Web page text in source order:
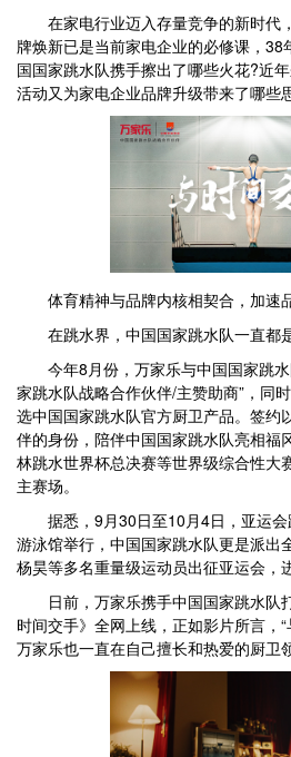
在家电行业迈入存量竞争的新时代
牌焕新已是当前家电企业的必修课，38
国国家跳水队携手擦出了哪些火花?近
活动又为家电企业品牌升级带来了哪些
体育精神与品牌内核相契合，加速
在跳水界，中国国家跳水队一直都是
今年8月份，万家乐与中国国家跳水
家跳水队战略合作伙伴/主赞助商”，同
选中国国家跳水队官方厨卫产品。签约
伴的身份，陪伴中国国家跳水队亮相福
林跳水世界杯总决赛等世界级综合性大
主赛场。
据悉，9月30日至10月4日，亚运会
游泳馆举行，中国国家跳水队更是派出
杨昊等多名重量级运动员出征亚运会，
日前，万家乐携手中国国家跳水队
时间交手》全网上线，正如影片所言，“
万家乐也一直在自己擅长和热爱的厨卫